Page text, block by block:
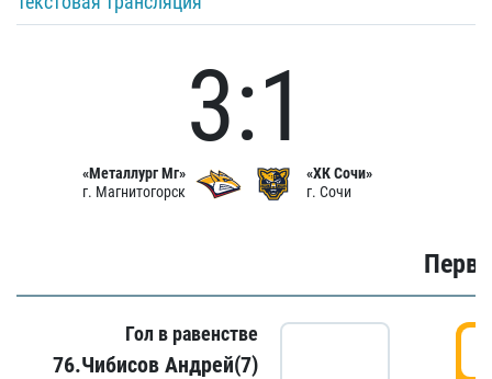
«Металлург Мг»
г. Магнитогорск
3:1
«ХК Сочи»
г. Сочи
Гол в равенстве
76.Чибисов Андрей(7)